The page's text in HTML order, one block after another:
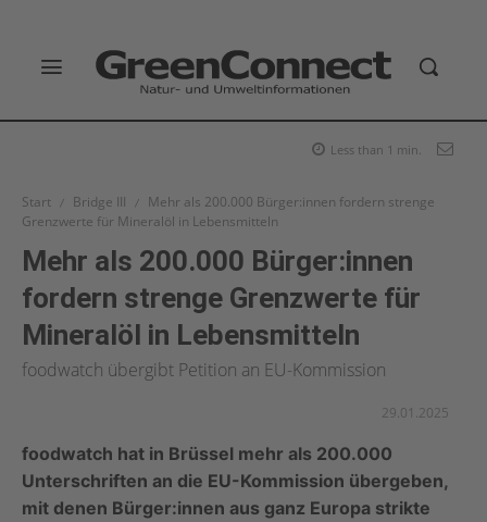
Less than 1 min.
Start Bridge III
Mehr als 200.000 Bürger:innen fordern strenge
Grenzwerte für Mineralöl in Lebensmitteln
Mehr als 200.000 Bürger:innen
fordern strenge Grenzwerte für
Mineralöl in Lebensmitteln
foodwatch übergibt Petition an EU-Kommission
29.01.2025
foodwatch hat in Brüssel mehr als 200.000
Unterschriften an die EU-Kommission übergeben,
mit denen Bürger:innen aus ganz Europa strikte